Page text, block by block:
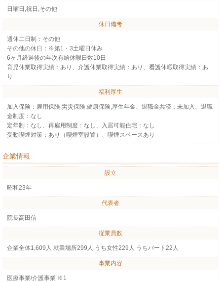
日曜日,祝日,その他
休日備考
週休二日制：その他
その他の休日：※第1・3土曜日休み
6ヶ月経過後の年次有給休暇日数10日
育児休業取得実績：あり、介護休業取得実績：あり、看護休暇取得実績：あ
り
福利厚生
加入保険：雇用保険,労災保険,健康保険,厚生年金、退職金共済：未加入、退職
金制度：なし
定年制：なし、再雇用制度：なし、入居可能住宅：なし
受動喫煙対策：あり（喫煙室設置）、喫煙スペースあり
企業情報
設立
昭和23年
代表者
院長高田信
従業員数
企業全体1,609人 就業場所299人 うち女性229人 うちパート22人
事業内容
医療事業/介護事業 ※1